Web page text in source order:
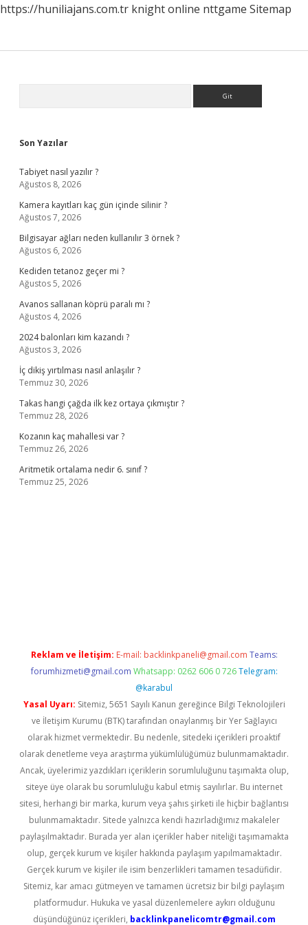
https://huniliajans.com.tr knight online nttgame Sitemap
Son Yazılar
Tabiyet nasıl yazılır ?
Ağustos 8, 2026
Kamera kayıtları kaç gün içinde silinir ?
Ağustos 7, 2026
Bilgisayar ağları neden kullanılır 3 örnek ?
Ağustos 6, 2026
Kediden tetanoz geçer mi ?
Ağustos 5, 2026
Avanos sallanan köprü paralı mı ?
Ağustos 4, 2026
2024 balonları kim kazandı ?
Ağustos 3, 2026
İç dikiş yırtılması nasıl anlaşılır ?
Temmuz 30, 2026
Takas hangi çağda ilk kez ortaya çıkmıştır ?
Temmuz 28, 2026
Kozanın kaç mahallesi var ?
Temmuz 26, 2026
Aritmetik ortalama nedir 6. sınıf ?
Temmuz 25, 2026
Reklam ve İletişim: E-mail: backlinkpaneli@gmail.com Teams:
forumhizmeti@gmail.com Whatsapp: 0262 606 0 726 Telegram:
@karabul
Yasal Uyarı: Sitemiz, 5651 Sayılı Kanun gereğince Bilgi Teknolojileri
ve İletişim Kurumu (BTK) tarafından onaylanmış bir Yer Sağlayıcı
olarak hizmet vermektedir. Bu nedenle, sitedeki içerikleri proaktif
olarak denetleme veya araştırma yükümlülüğümüz bulunmamaktadır.
Ancak, üyelerimiz yazdıkları içeriklerin sorumluluğunu taşımakta olup,
siteye üye olarak bu sorumluluğu kabul etmiş sayılırlar. Bu internet
sitesi, herhangi bir marka, kurum veya şahıs şirketi ile hiçbir bağlantısı
bulunmamaktadır. Sitede yalnızca kendi hazırladığımız makaleler
paylaşılmaktadır. Burada yer alan içerikler haber niteliği taşımamakta
olup, gerçek kurum ve kişiler hakkında paylaşım yapılmamaktadır.
Gerçek kurum ve kişiler ile isim benzerlikleri tamamen tesadüfidir.
Sitemiz, kar amacı gütmeyen ve tamamen ücretsiz bir bilgi paylaşım
platformudur. Hukuka ve yasal düzenlemelere aykırı olduğunu
düşündüğünüz içerikleri, backlinkpanelicomtr@gmail.com